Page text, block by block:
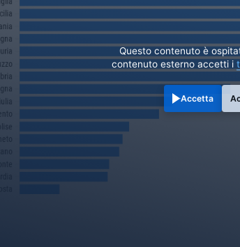
Questo contenuto è
contenuto esterno accetti i
Accetta